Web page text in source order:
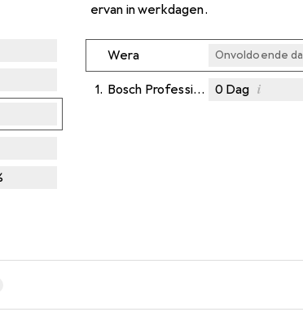
ervan in werkdagen.
Wera Onvoldoende
1. Bosch Professional Zubehör 0Dag i